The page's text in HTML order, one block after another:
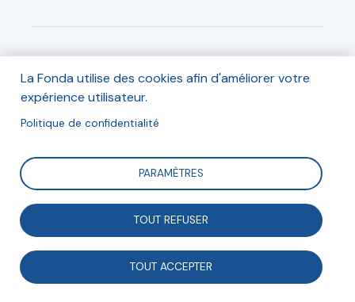
Informations
3ème édition : Numérique et santé pour tous
- En ligne -
Inscription
La Fonda utilise des cookies afin d'améliorer votre
expérience utilisateur.
Politique de confidentialité
PARAMÈTRES
TOUT REFUSER
TOUT ACCEPTER